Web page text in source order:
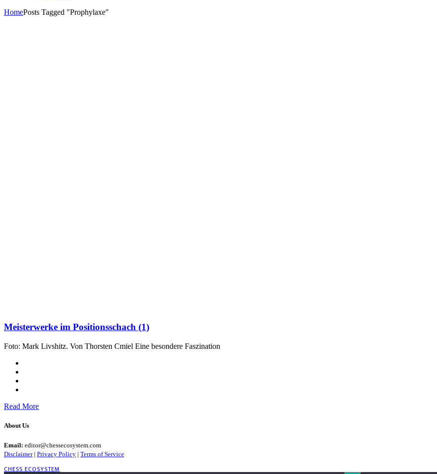
HomePosts Tagged "Prophylaxe"
Meisterwerke im Positionsschach (1)
Foto: Mark Livshitz. Von Thorsten Cmiel Eine besondere Faszination
Read More
About Us
Email: editor@chessecosystem.com
Disclaimer| Privacy Policy | Terms of Service
CHESS ECOSYSTEM